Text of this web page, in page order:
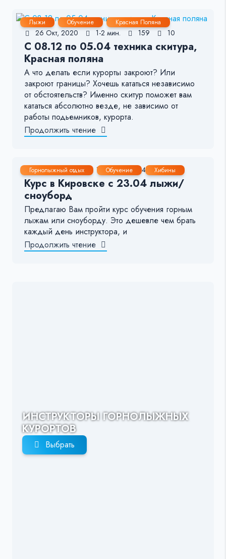
Лыжи Обучение Красная Поляна
26 Окт, 2020 1-2 мин. 159 10
С 08.12 по 05.04 техника скитура,
Красная поляна
А что делать если курорты закроют? Или
закроют границы? Хочешь кататься независимо
от обстоятельств? Именно скитур поможет вам
кататься абсолютно везде, не зависимо от
работы подьемников, курорта.
Продолжить чтение
Горнолыжный отдых Обучение Хибины
16 Мар, 2020 1-2 мин. 145 16
Курс в Кировске с 23.04 лыжи/
сноуборд
Предлагаю Вам пройти курс обучения горным
лыжам или сноуборду. Это дешевле чем брать
каждый день инструктора, и
Продолжить чтение
ИНСТРУКТОРЫ ГОРНОЛЫЖНЫХ
КУРОРТОВ
Выбрать